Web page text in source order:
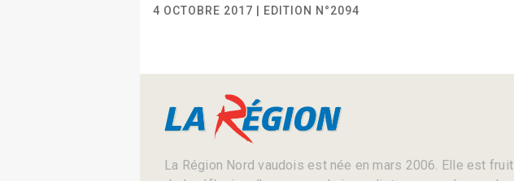
4 OCTOBRE 2017 | EDITION N°2094
La Région Nord vaudois est née en mars 2006. Elle est fruit